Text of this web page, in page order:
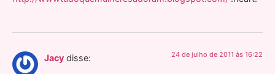
Jacy disse: 24 de julho de 2011 às 16:22